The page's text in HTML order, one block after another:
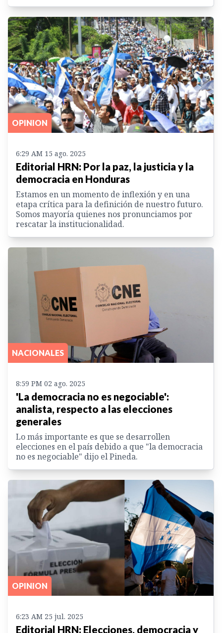
OPINION
6:29 AM 15 ago. 2025
Editorial HRN: Por la paz, la justicia y la
democracia en Honduras
Estamos en un momento de inflexión y en una
etapa crítica para la definición de nuestro futuro.
Somos mayoría quienes nos pronunciamos por
rescatar la institucionalidad.
NACIONALES
8:59 PM 02 ago. 2025
'La democracia no es negociable':
analista, respecto a las elecciones
generales
Lo más importante es que se desarrollen
elecciones en el país debido a que "la democracia
no es negociable" dijo el Pineda.
OPINION
6:23 AM 25 jul. 2025
Editorial HRN: Elecciones, democracia y